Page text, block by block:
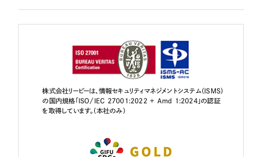
株式会社リーピーは、情報セキュリティマネジメントシステム（ISMS）
の国内規格「ISO/IEC 27001:2022 + Amd 1:2024」の認証
を取得しています。（本社のみ）